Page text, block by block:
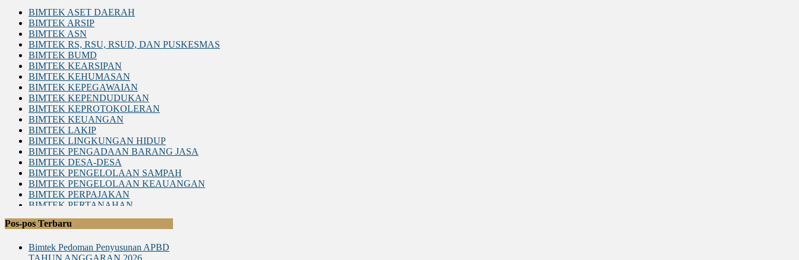
BIMTEK ASET DAERAH
BIMTEK ARSIP
BIMTEK ASN
BIMTEK RS, RSU, RSUD, DAN PUSKESMAS
BIMTEK BUMD
BIMTEK KEARSIPAN
BIMTEK KEHUMASAN
BIMTEK KEPEGAWAIAN
BIMTEK KEPENDUDUKAN
BIMTEK KEPROTOKOLERAN
BIMTEK KEUANGAN
BIMTEK LAKIP
BIMTEK LINGKUNGAN HIDUP
BIMTEK PENGADAAN BARANG JASA
BIMTEK DESA-DESA
BIMTEK PENGELOLAAN SAMPAH
BIMTEK PENGELOLAAN KEAUANGAN
BIMTEK PERPAJAKAN
BIMTEK PERTANAHAN
BIMTEK RKPD
BIMTEK SATPOL PP
Pos-pos Terbaru
Bimtek Pedoman Penyusunan APBD
TAHUN ANGGARAN 2026